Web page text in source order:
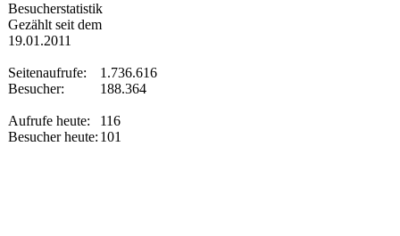
Besucherstatistik
Gezählt seit dem
19.01.2011
Seitenaufrufe:
Besucher:
Aufrufe heute:
Besucher heute:
1.736.616
188.364
116
101